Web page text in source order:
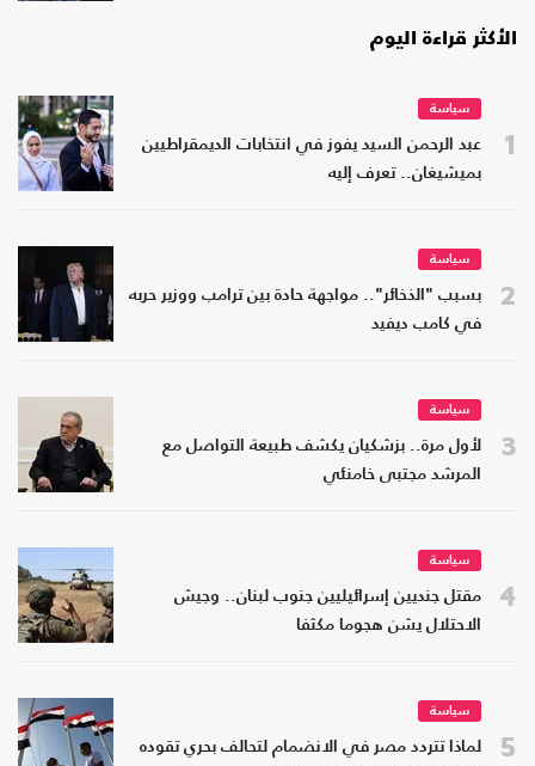
الأكثر قراءة اليوم
1
سياسة
عبد الرحمن السيد يفوز في انتخابات الديمقراطيين
بميشيغان.. تعرف إليه
2
سياسة
بسبب "الذخائر".. مواجهة حادة بين ترامب ووزير حربه
في كامب ديفيد
3
سياسة
لأول مرة.. بزشكيان يكشف طبيعة التواصل مع
المرشد مجتبى خامنئي
4
سياسة
مقتل جنديين إسرائيليين جنوب لبنان.. وجيش
الاحتلال يشن هجوما مكثفا
5
سياسة
لماذا تتردد مصر في الانضمام لتحالف بحري تقوده